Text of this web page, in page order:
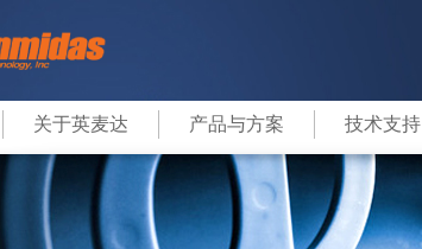
关于英麦达 产品与方案 技术支持